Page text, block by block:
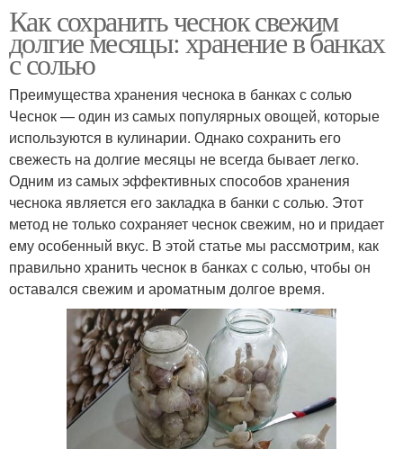
Чеснок с медом
Хранение в стеклянных
Соли для хранения
Чеснок в стеклянных
банках
Ошибки при хранении
Хранения в домашних
условиях
Чеснок в масле Чеснок в холодильнике
Чеснок в погребе Советы по хранению
Как сохранить чеснок свежим
долгие месяцы: хранение в банках
с солью
Преимущества хранения чеснока в банках с солью
Чеснок — один из самых популярных овощей, которые
используются в кулинарии. Однако сохранить его
свежесть на долгие месяцы не всегда бывает легко.
Одним из самых эффективных способов хранения
чеснока является его закладка в банки с солью. Этот
метод не только сохраняет чеснок свежим, но и придает
ему особенный вкус. В этой статье мы рассмотрим, как
правильно хранить чеснок в банках с солью, чтобы он
оставался свежим и ароматным долгое время.